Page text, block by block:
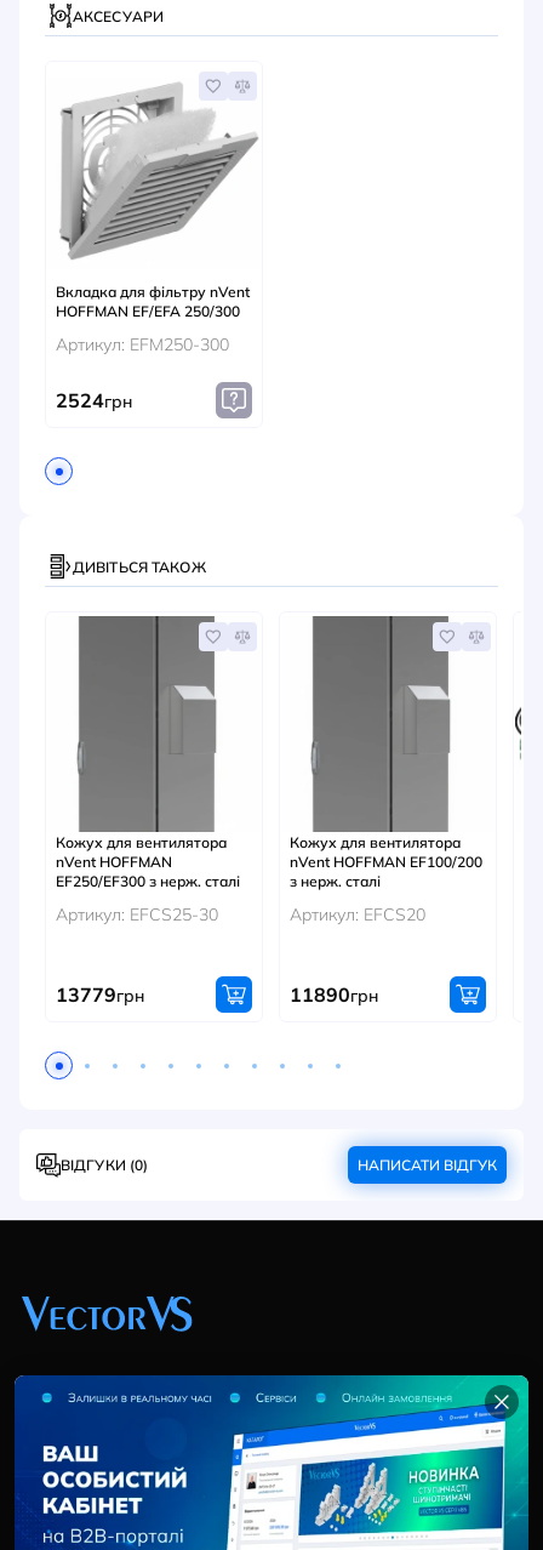
АКСЕСУАРИ
Вкладка для фільтру nVent
HOFFMAN EF/EFA 250/300
Артикул: EFM250-300
2524грн
ДИВІТЬСЯ ТАКОЖ
Кожух для вентилятора
nVent HOFFMAN
EF250/EF300 з нерж. сталі
Артикул: EFCS25-30
13779грн
Кожух для вентилятора
nVent HOFFMAN EF100/200
з нерж. сталі
Артикул: EFCS20
11890грн
ВІДГУКИ (0) НАПИСАТИ ВІДГУК
+38 (044) 369 51 57
02095, Україна, м. Київ, вул. Трускавецька, 10-В, оф.
info@vector-vs.com